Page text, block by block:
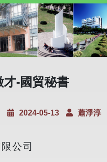
-國貿秘書
2024-05-13 蕭淨淳
公司